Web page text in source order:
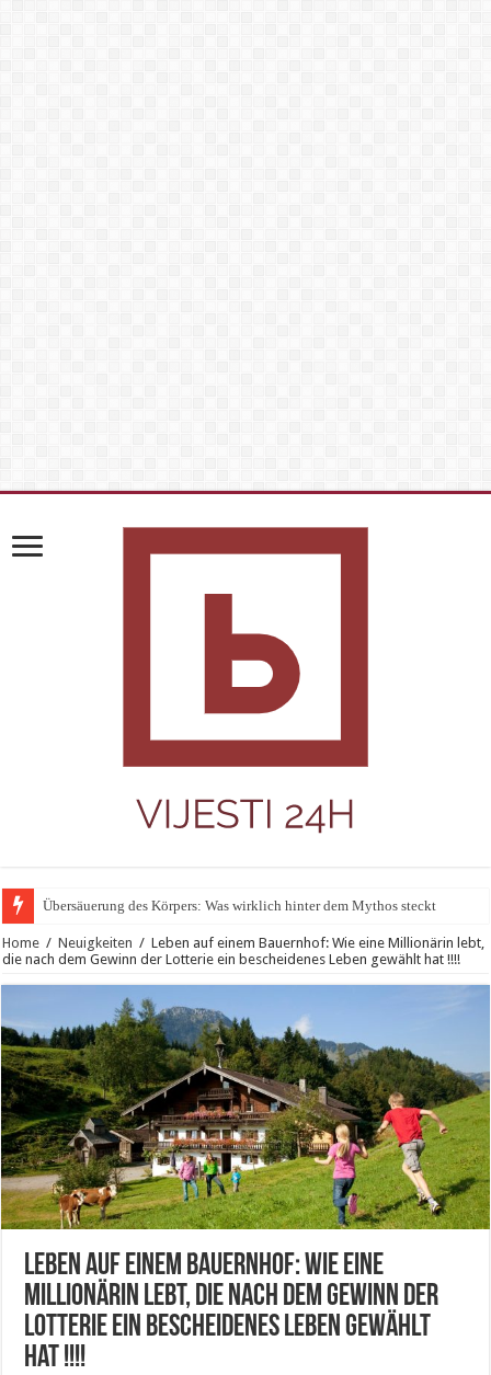
Übersäuerung des Körpers: Was wirklich hinter dem Mythos steckt
Home / Neuigkeiten / Leben auf einem Bauernhof: Wie eine Millionärin lebt,
die nach dem Gewinn der Lotterie ein bescheidenes Leben gewählt hat !!!!
Leben auf einem Bauernhof: Wie eine
Millionärin lebt, die nach dem Gewinn der
Lotterie ein bescheidenes Leben gewählt
hat !!!!